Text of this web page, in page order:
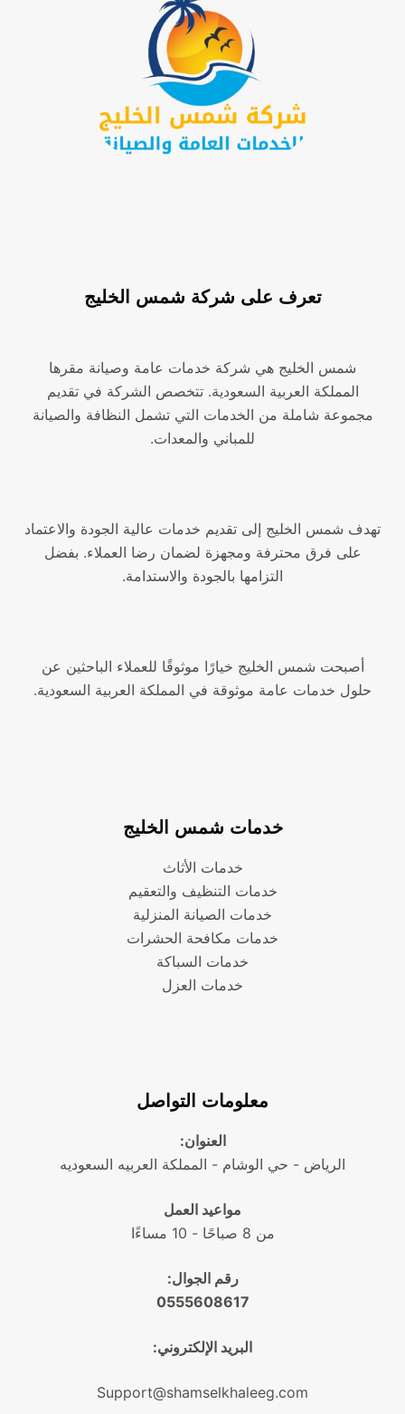
تعرف على شركة شمس الخليج
شمس الخليج هي شركة خدمات عامة وصيانة مقرها
المملكة العربية السعودية. تتخصص الشركة في تقديم
مجموعة شاملة من الخدمات التي تشمل النظافة والصيانة
للمباني والمعدات.
تهدف شمس الخليج إلى تقديم خدمات عالية الجودة والاعتماد
على فرق محترفة ومجهزة لضمان رضا العملاء. بفضل
التزامها بالجودة والاستدامة.
أصبحت شمس الخليج خيارًا موثوقًا للعملاء الباحثين عن
حلول خدمات عامة موثوقة في المملكة العربية السعودية.
خدمات شمس الخليج
خدمات الأثاث
خدمات التنظيف والتعقيم
خدمات الصيانة المنزلية
خدمات مكافحة الحشرات
خدمات السباكة
خدمات العزل
معلومات التواصل
العنوان:
الرياض - حي الوشام - المملكة العربيه السعوديه
مواعيد العمل
من 8 صباحًا - 10 مساءًا
رقم الجوال:
0555608617
البريد الإلكتروني:
Support@shamselkhaleeg.com